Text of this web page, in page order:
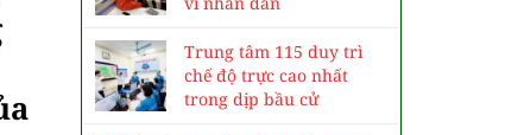
Trung tâm 115 duy trì
chế độ trực cao nhất
trong dịp bầu cử